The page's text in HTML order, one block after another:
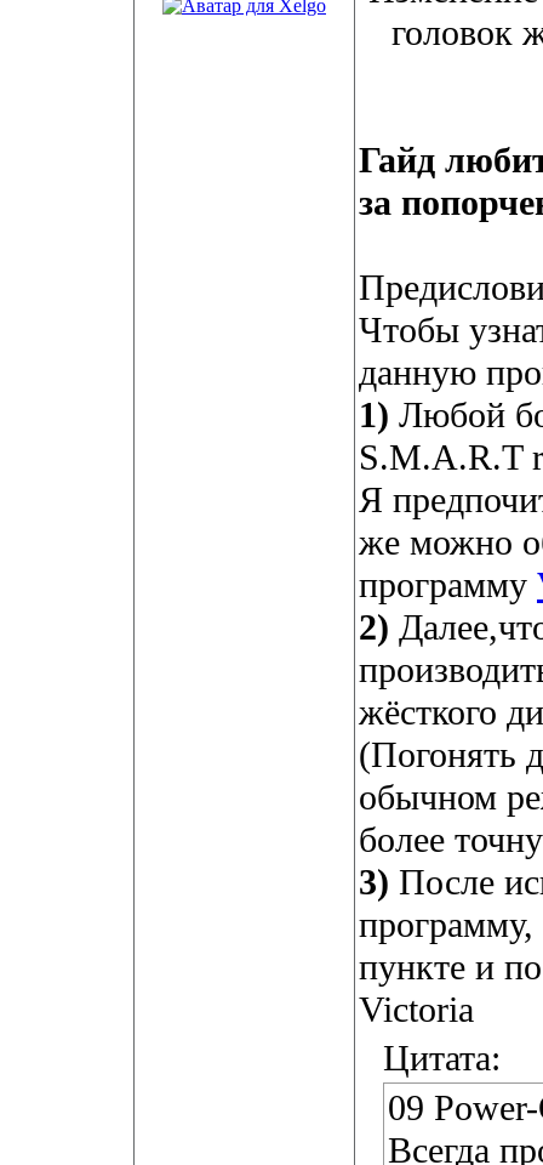
головок
Гайд
за
Чтобы
данную
1) Любой
S.M.A.R.T
Я
же можно
программу
2)
жёсткого
(Погонять
обычном
более
3) После
программу,
пункте и
Victoria
Цитата:
09
Всегда